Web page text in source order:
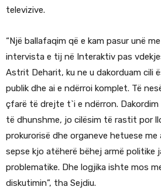
televizive.
“Një ballafaqim që e kam pasur unë
intervista e tij në Interaktiv pas
Astrit Deharit, ku ne u dakorduam cili
publik dhe ai e ndërroi komplet. Të
çfarë të drejte t`i e ndërron.
të dhunshme, jo cilësim të rastit por
prokurorisë dhe organeve hetuese me
sepse kjo atëherë bëhej armë politike
problematike. Dhe logjika ishte mos
diskutimin”, tha Sejdiu.